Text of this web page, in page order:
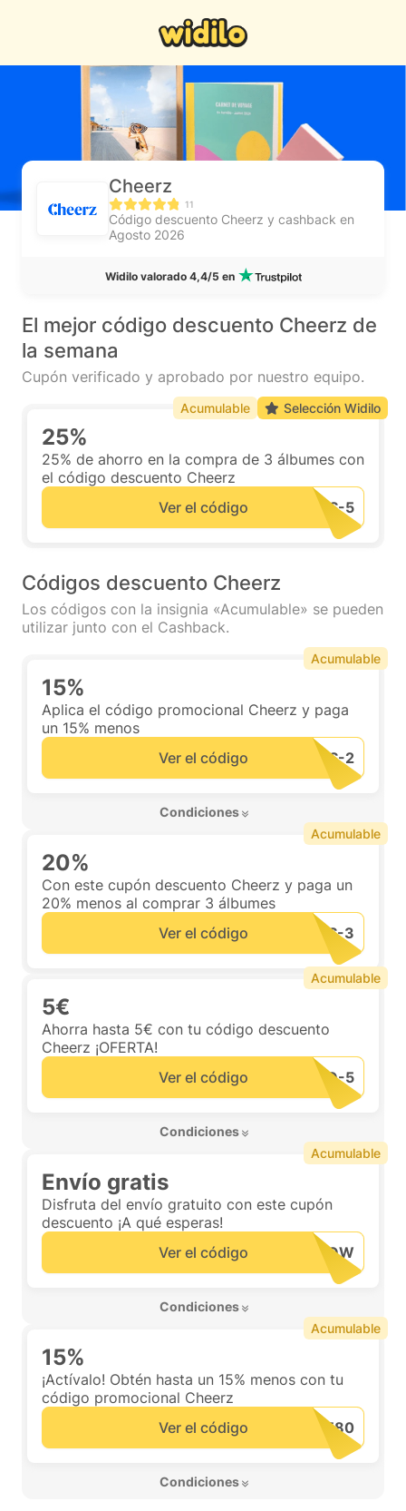
Cheerz
11
Código descuento Cheerz y cashback en
Agosto 2026
Widilo valorado 4,4/5 en
El mejor código descuento Cheerz de
la semana
Cupón verificado y aprobado por nuestro equipo.
25%
25% de ahorro en la compra de 3 álbumes con
el código descuento Cheerz
Ver el código
Acumulable Selección Widilo
Códigos descuento Cheerz
Los códigos con la insignia «Acumulable» se pueden
utilizar junto con el Cashback.
15%
Aplica el código promocional Cheerz y paga
un 15% menos
Ver el código
Condiciones
Acumulable
20%
Con este cupón descuento Cheerz y paga un
20% menos al comprar 3 álbumes
Ver el código
Acumulable
5€
Ahorra hasta 5€ con tu código descuento
Cheerz ¡OFERTA!
Ver el código
Condiciones
Acumulable
Envío gratis
Disfruta del envío gratuito con este cupón
descuento ¡A qué esperas!
Ver el código
Condiciones
Acumulable
15%
¡Actívalo! Obtén hasta un 15% menos con tu
código promocional Cheerz
Ver el código
Condiciones
Acumulable